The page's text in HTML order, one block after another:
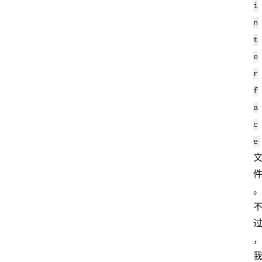
i
n
t
e
r
f
a
c
e
文
件
。
不
过
，
我